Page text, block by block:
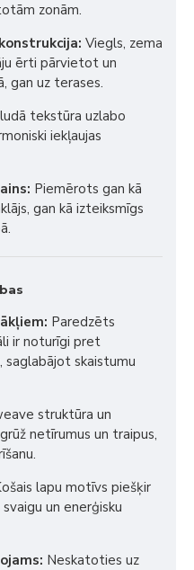
zonām.
Viegls, zema
ērti pārvietot un
gan uz terases.
tekstūra uzlabo
iekļaujas
Piemērots gan kā
gan kā izteiksmīgs
Paredzēts
ir noturīgi pret
saglabājot skaistumu
struktūra un
netīrumus un traipus,
lapu motīvs piešķir
un enerģisku
Neskatoties uz